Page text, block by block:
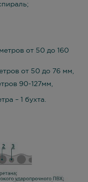
от 50 до 160
от 50 до 76 мм,
90-127мм,
– 1 бухта.